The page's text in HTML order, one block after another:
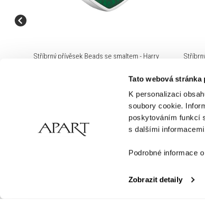
Tato webová stránka
K personalizaci
soubory cookie.
poskytováním funkcí
s dalšími
Podrobné informace
Zobrazit detaily
Stříbrný přívěsek Beads se smaltem - Harry
Koupit dárkovou